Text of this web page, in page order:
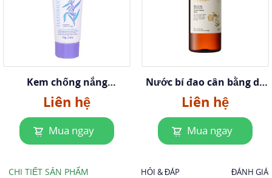
Kem chống nắng
Hatomugi SPF50+ PA++++
Liên hệ
Mua ngay
Nước bí đao cân bằng da
Cocoon
Liên hệ
Mua ngay
CHI TIẾT SẢN PHẨM HỎI & ĐÁP ĐÁNH GIÁ